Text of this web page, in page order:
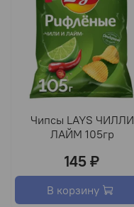
Чипсы LAYS ЧИЛЛИ
ЛАЙМ 105гр
145 ₽
В корзину